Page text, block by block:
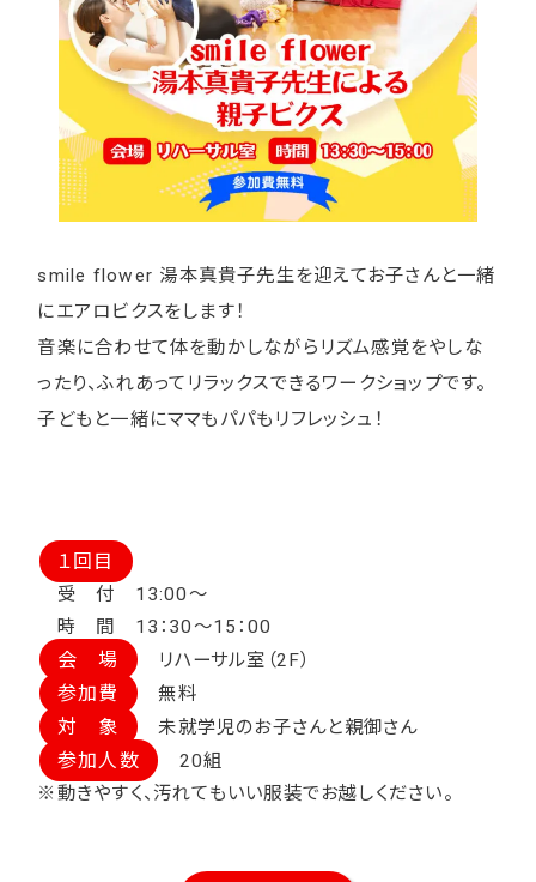
smile flower 湯本真貴子先生を迎えてお子さんと一緒
にエアロビクスをします！
音楽に合わせて体を動かしながらリズム感覚をやしな
ったり、ふれあってリラックスできるワークショップです。
子どもと一緒にママもパパもリフレッシュ！
１回目
受 付 13:00～
時 間 13：30～15：00
会 場 リハーサル室（2F）
参加費 無料
対 象 未就学児のお子さんと親御さん
参加人数
20組
※動きやすく、汚れてもいい服装でお越しください。